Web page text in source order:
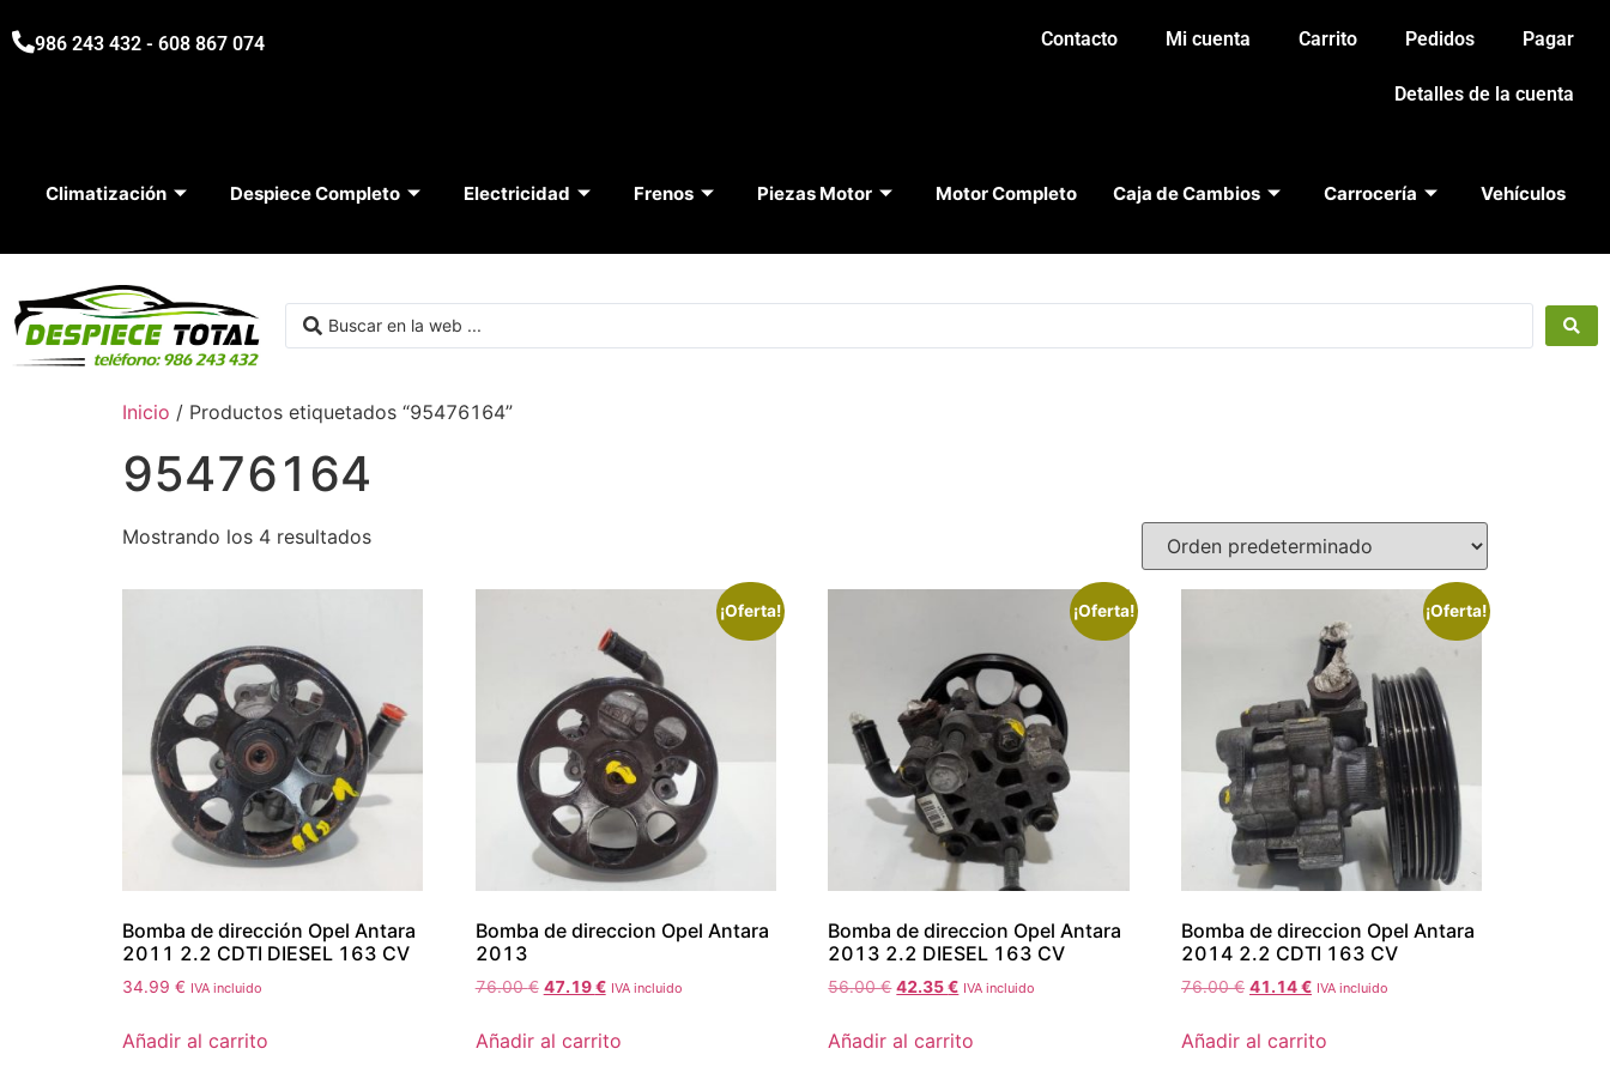
986 243 432 - 608 867 074 Contacto Mi cuenta Carrito Pedidos Pagar
Detalles de la cuenta
Climatización Despiece Completo Electricidad Frenos Piezas Motor Motor Completo Caja de Cambios Carrocería Vehículos
Inicio / Productos etiquetados “95476164”
95476164
Mostrando los 4 resultados
Bomba de dirección Opel Antara
2011 2.2 CDTI DIESEL 163 CV
34.99 € IVA incluido
Añadir al carrito
¡Oferta!
Bomba de direccion Opel Antara
2013
76.00€ 47.19€ IVA incluido
Añadir al carrito
¡Oferta!
Bomba de direccion Opel Antara
2013 2.2 DIESEL 163 CV
56.00€ 42.35€ IVA incluido
Añadir al carrito
¡Oferta!
Bomba de direccion Opel Antara
2014 2.2 CDTI 163 CV
76.00€ 41.14€ IVA incluido
Añadir al carrito